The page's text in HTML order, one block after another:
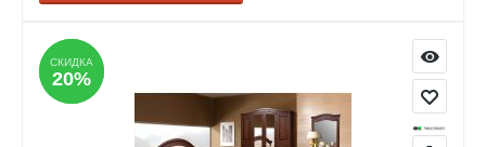
СКИДКА
20%
СКИДКА
20%